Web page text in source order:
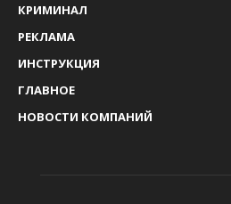
КРИМИНАЛ
РЕКЛАМА
ИНСТРУКЦИЯ
ГЛАВНОЕ
НОВОСТИ КОМПАНИЙ